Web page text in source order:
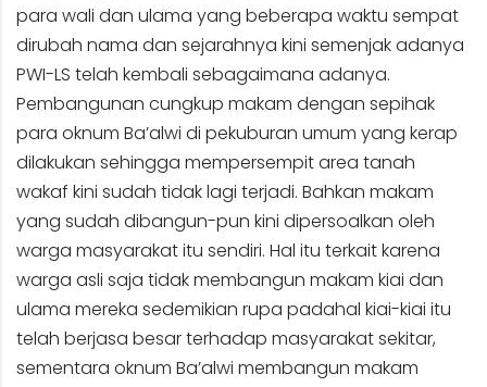
para wali dan ulama yang beberapa waktu sempat
dirubah nama dan sejarahnya kini semenjak adanya
PWI-LS telah kembali sebagaimana adanya.
Pembangunan cungkup makam dengan sepihak
para oknum Ba’alwi di pekuburan umum yang kerap
dilakukan sehingga mempersempit area tanah
wakaf kini sudah tidak lagi terjadi. Bahkan makam
yang sudah dibangun-pun kini dipersoalkan oleh
warga masyarakat itu sendiri. Hal itu terkait karena
warga asli saja tidak membangun makam kiai dan
ulama mereka sedemikian rupa padahal kiai-kiai itu
telah berjasa besar terhadap masyarakat sekitar,
sementara oknum Ba’alwi membangun makam